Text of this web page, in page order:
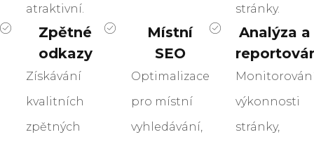
atraktivní.
stránky.
Zpětné
odkazy
Získávání
kvalitních
zpětných
Místní
SEO
Optimalizace
pro místní
vyhledávání,
Analýza a
výkonnosti
stránky,